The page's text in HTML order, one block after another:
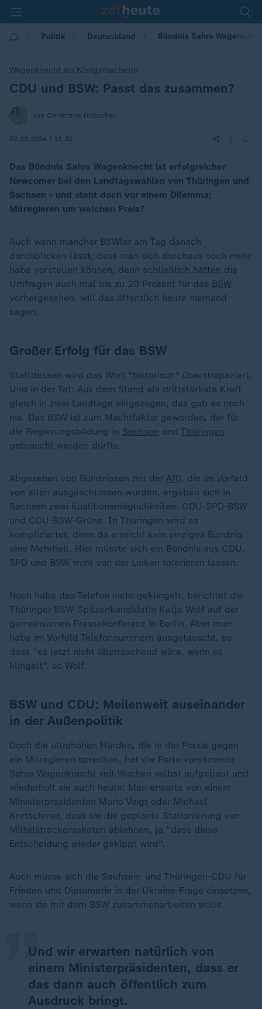
Politik Deutschland Bündnis Sahra
Wagenknecht als Königsmacherin
:
CDU und BSW: Passt das zusammen?
von Christiane Hübscher
02.09.2024 | 18:30
Das Bündnis Sahra Wagenknecht ist erfolgreicher
Newcomer bei den Landtagswahlen von Thüringen und
Sachsen - und steht doch vor einem Dilemma:
Mitregieren um welchen Preis?
Auch wenn mancher BSWler am Tag danach
durchblicken lässt, dass man sich durchaus noch mehr
habe vorstellen können, denn schließlich hätten die
Umfragen auch mal bis zu 20 Prozent für das BSW
vorhergesehen, will das öffentlich heute niemand
sagen.
Großer Erfolg für das BSW
Stattdessen wird das Wort "historisch" überstrapaziert.
Und in der Tat: Aus dem Stand als drittstärkste Kraft
gleich in zwei Landtage eingezogen, das gab es noch
nie. Das BSW ist zum Machtfaktor geworden, der für
die Regierungsbildung in Sachsen und Thüringen
gebraucht werden dürfte.
Abgesehen von Bündnissen mit der AfD, die im Vorfeld
von allen ausgeschlossen wurden, ergeben sich in
Sachsen zwei Koalitionsmöglichkeiten: CDU-SPD-BSW
und CDU-BSW-Grüne. In Thüringen wird es
komplizierter, denn da erreicht kein einziges Bündnis
eine Mehrheit. Hier müsste sich ein Bündnis aus CDU,
SPD und BSW wohl von der Linken tolerieren lassen.
Noch habe das Telefon nicht geklingelt, berichtet die
Thüringer BSW-Spitzenkandidatin Katja Wolf auf der
gemeinsamen Pressekonferenz in Berlin. Aber man
habe im Vorfeld Telefonnummern ausgetauscht, so
dass "es jetzt nicht überraschend wäre, wenn es
klingelt", so Wolf.
BSW und CDU: Meilenweit auseinander
in der Außenpolitik
Doch die ultrahohen Hürden, die in der Praxis gegen
ein Mitregieren sprechen, hat die Parteivorsitzende
Sahra Wagenknecht seit Wochen selbst aufgebaut und
wiederholt sie auch heute: Man erwarte von einem
Ministerpräsidenten Mario Voigt oder Michael
Kretschmer, dass sie die geplante Stationierung von
Mittelstreckenraketen ablehnen, ja "dass diese
Entscheidung wieder gekippt wird".
Auch müsse sich die Sachsen- und Thüringen-CDU für
Frieden und Diplomatie in der Ukraine-Frage einsetzen,
wenn sie mit dem BSW zusammenarbeiten wolle.
Und wir erwarten natürlich von
einem Ministerpräsidenten, dass er
das dann auch öffentlich zum
Ausdruck bringt.
„